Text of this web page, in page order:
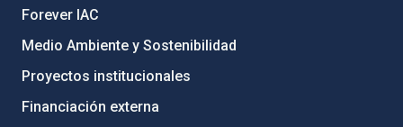
Forever IAC
Medio Ambiente y Sostenibilidad
Proyectos institucionales
Financiación externa